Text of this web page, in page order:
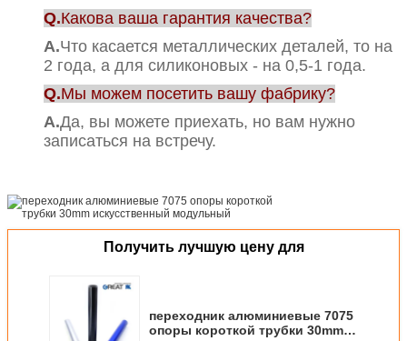
Q.Какова ваша гарантия качества?
А.Что касается металлических деталей, то на
2 года, а для силиконовых - на 0,5-1 года.
Q.Мы можем посетить вашу фабрику?
А.Да, вы можете приехать, но вам нужно
записаться на встречу.
Получить лучшую цену для
переходник алюминиевые 7075
опоры короткой трубки 30mm